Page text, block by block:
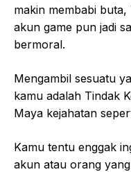
makin membabi
akun game pun jadi
bermoral.
Mengambil sesuatu
kamu adalah Tindak
Maya kejahatan
Kamu tentu enggak
akun atau orang